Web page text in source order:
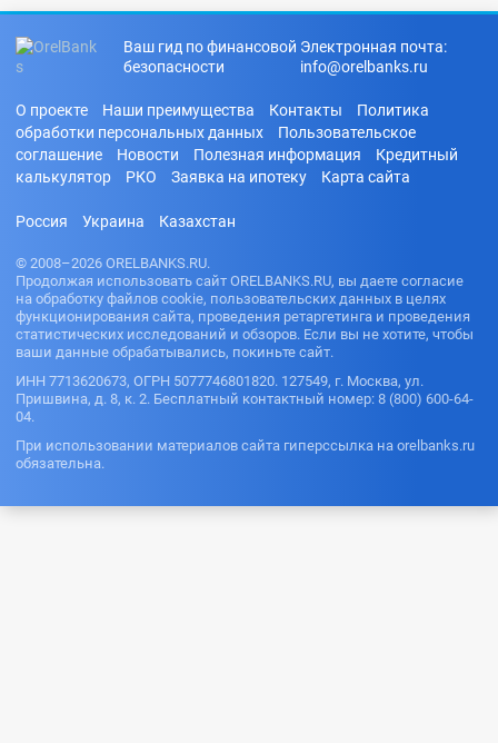
Ваш гид по финансовой
безопасности
Электронная почта:
info@orelbanks.ru
О проекте Наши преимущества Контакты
Политика
обработки персональных данных
Пользовательское
соглашение
Новости Полезная информация
Кредитный
калькулятор
РКО Заявка на ипотеку Карта сайта
Россия Украина Казахстан
© 2008–2026 ORELBANKS.RU.
Продолжая использовать сайт ORELBANKS.RU, вы даете согласие
на обработку файлов cookie, пользовательских данных в целях
функционирования сайта, проведения ретаргетинга и проведения
статистических исследований и обзоров. Если вы не хотите, чтобы
ваши данные обрабатывались, покиньте сайт.
ИНН 7713620673, ОГРН 5077746801820. 127549, г. Москва, ул.
Пришвина, д. 8, к. 2. Бесплатный контактный номер: 8 (800) 600-64-
04.
При использовании материалов сайта гиперссылка на orelbanks.ru
обязательна.